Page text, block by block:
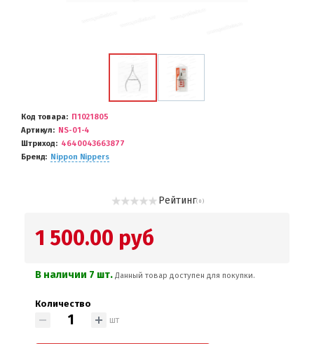
Код товара
П1021805
Артикул
NS-01-4
Штриход
4640043663877
Бренд
Nippon Nippers
Рейтинг( 0 )
1 500.00 руб
В наличии 7 шт. Данный товар доступен для покупки.
Количество
шт